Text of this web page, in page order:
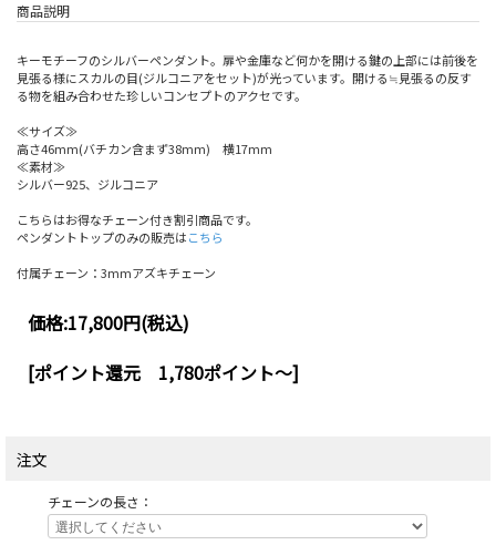
商品説明
キーモチーフのシルバーペンダント。扉や金庫など何かを開ける鍵の上部には前後を
見張る様にスカルの目(ジルコニアをセット)が光っています。開ける≒見張るの反す
る物を組み合わせた珍しいコンセプトのアクセです。
≪サイズ≫
高さ46mm(バチカン含まず38mm) 横17mm
≪素材≫
シルバー925、ジルコニア
こちらはお得なチェーン付き割引商品です。
ペンダントトップのみの販売はこちら
付属チェーン：3mmアズキチェーン
価格:17,800円(税込)
[ポイント還元 1,780ポイント～]
注文
チェーンの長さ：